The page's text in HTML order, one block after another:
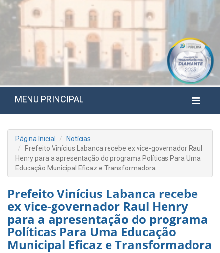
MENU PRINCIPAL
Página Inicial
Notícias
Prefeito Vinícius Labanca recebe ex vice-governador Raul
Henry para a apresentação do programa Políticas Para Uma
Educação Municipal Eficaz e Transformadora
Prefeito Vinícius Labanca recebe
ex vice-governador Raul Henry
para a apresentação do programa
Políticas Para Uma Educação
Municipal Eficaz e Transformadora